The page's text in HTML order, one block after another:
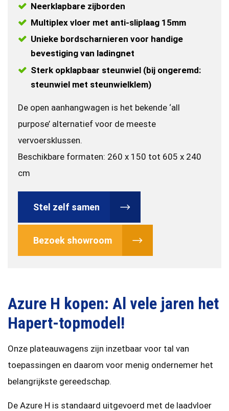
Neerklapbare zijborden
Multiplex vloer met anti-sliplaag 15mm
Unieke bordscharnieren voor handige
bevestiging van ladingnet
Sterk opklapbaar steunwiel (bij ongeremd:
steunwiel met steunwielklem)
De open aanhangwagen is het bekende ‘all
purpose’ alternatief voor de meeste
vervoersklussen.
Beschikbare formaten: 260 x 150 tot 605 x 240
cm
Stel zelf samen
Bezoek showroom
Azure H kopen: Al vele jaren het
Hapert-topmodel!
Onze plateauwagens zijn inzetbaar voor tal van
toepassingen en daarom voor menig ondernemer het
belangrijkste gereedschap.
De Azure H is standaard uitgevoerd met de laadvloer